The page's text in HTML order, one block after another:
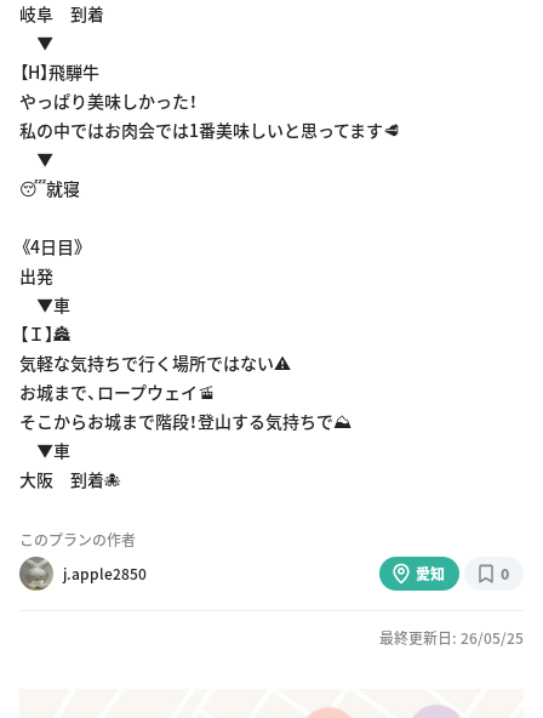
岐阜 到着
▼
【H】飛騨牛
やっぱり美味しかった！
私の中ではお肉会では1番美味しいと思ってます🥩
▼
😴就寝
《4日目》
出発
▼車
【Ｉ】🏯
気軽な気持ちで行く場所ではない⚠️
お城まで、ロープウェイ🚡
そこからお城まで階段！登山する気持ちで⛰️
▼車
大阪 到着🐙
このプランの作者
j.apple2850
愛知 0
最終更新日: 26/05/25